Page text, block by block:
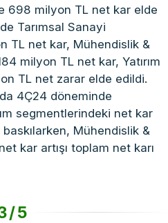
698 milyon TL net kar elde
Tarımsal Sanayi
TL net kar, Mühendislik &
milyon TL net kar, Yatırım
TL net zarar elde edildi.
4Ç24 döneminde
segmentlerindeki net kar
baskılarken, Mühendislik &
kar artışı toplam net karı
5